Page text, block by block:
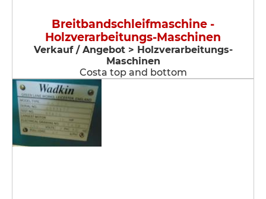
Breitbandschleifmaschine -
Holzverarbeitungs-Maschinen
Verkauf / Angebot > Holzverarbeitungs-
Maschinen
Costa top and bottom